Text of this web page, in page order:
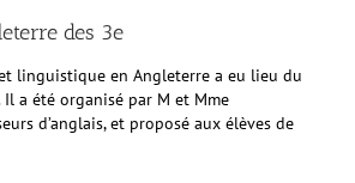
des 3e
linguistique en Angleterre a eu lieu du
a été organisé par M et Mme
d’anglais, et proposé aux élèves de